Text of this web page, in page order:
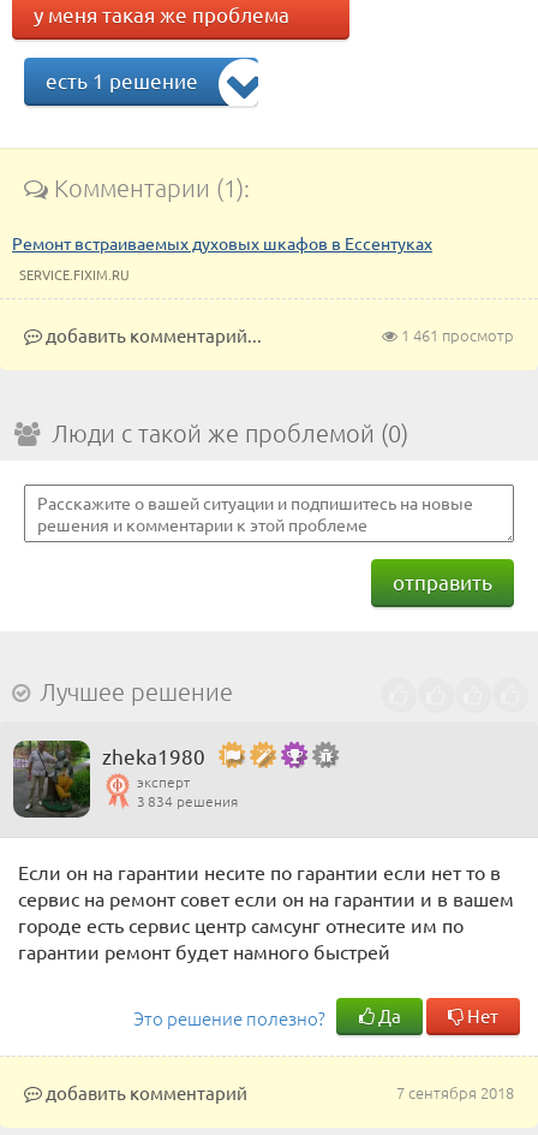
у меня такая же проблема
есть 1 решение
Комментарии (1):
Ремонт встраиваемых духовых шкафов в Ессентуках
SERVICE.FIXIM.RU
1 461 просмотр
добавить комментарий...
Люди с такой же проблемой (0)
отправить
Лучшее решение
zheka1980
эксперт
3 834 решения
Если он на гарантии несите по гарантии если нет то в
сервис на ремонт совет если он на гарантии и в вашем
городе есть сервис центр самсунг отнесите им по
гарантии ремонт будет намного быстрей
Это решение полезно? Да Нет
7 сентября 2018
добавить комментарий